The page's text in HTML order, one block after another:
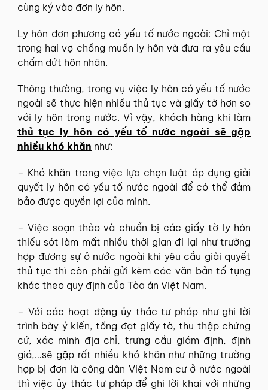
cùng ký vào đơn ly hôn.
Ly hôn đơn phương có yếu tố nước ngoài: Chỉ một
trong hai vợ chồng muốn ly hôn và đưa ra yêu cầu
chấm dứt hôn nhân.
Thông thường, trong vụ việc ly hôn có yếu tố nước
ngoài sẽ thực hiện nhiều thủ tục và giấy tờ hơn so
với ly hôn trong nước. Vì vậy, khách hàng khi làm
thủ tục ly hôn có yếu tố nước ngoài sẽ gặp
nhiều khó khăn như:
– Khó khăn trong việc lựa chọn luật áp dụng giải
quyết ly hôn có yếu tố nước ngoài để có thể đảm
bảo được quyền lợi của mình.
– Việc soạn thảo và chuẩn bị các giấy tờ ly hôn
thiếu sót làm mất nhiều thời gian đi lại như trường
hợp đương sự ở nước ngoài khi yêu cầu giải quyết
thủ tục thì còn phải gửi kèm các văn bản tố tụng
khác theo quy định của Tòa án Việt Nam.
– Với các hoạt động ủy thác tư pháp như ghi lời
trình bày ý kiến, tống đạt giấy tờ, thu thập chứng
cứ, xác minh địa chỉ, trưng cầu giám định, định
giá,…sẽ gặp rất nhiều khó khăn như những trường
hợp bị đơn là công dân Việt Nam cư ở nước ngoài
thì việc ủy thác tư pháp để ghi lời khai với những